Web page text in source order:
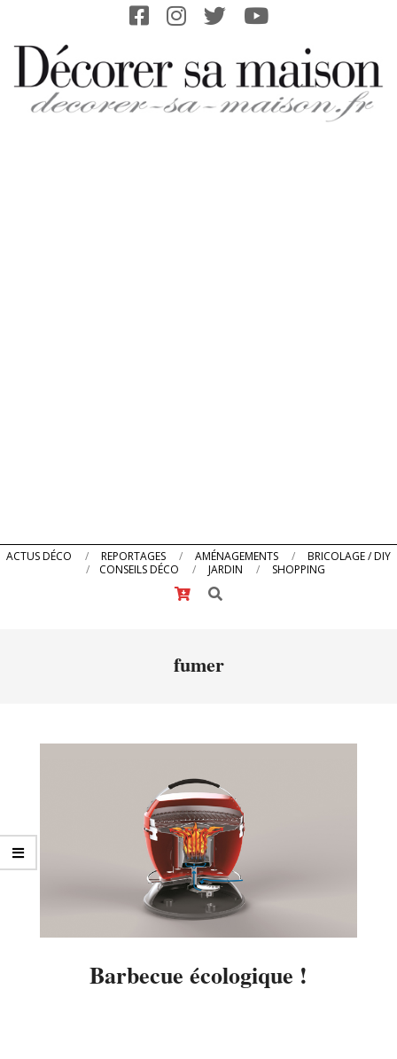
content
Primary
ACTUS DÉCO REPORTAGES AMÉNAGEMENTS
BRICOLAGE / DIY
CONSEILS DÉCO
JARDIN
SHOPPING
Search
fumer
Barbecue écologique !